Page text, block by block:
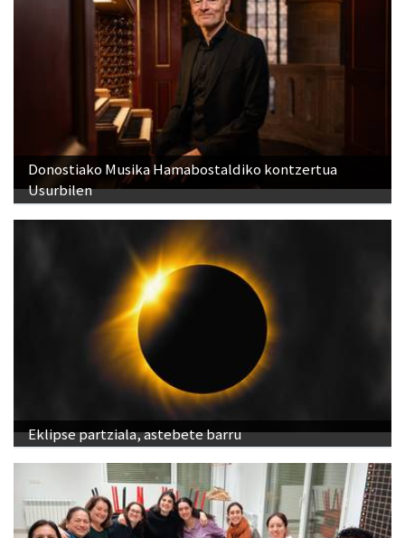
Donostiako Musika Hamabostaldiko kontzertua
Usurbilen
Eklipse partziala, astebete barru